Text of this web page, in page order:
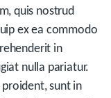
quis nostrud
ex ea commodo
in
nulla pariatur.
sunt in